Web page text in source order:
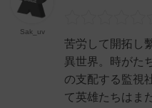
苦労して開拓し
異世界。時がた
の支配する監視
て英雄たちはま
Sak_uv